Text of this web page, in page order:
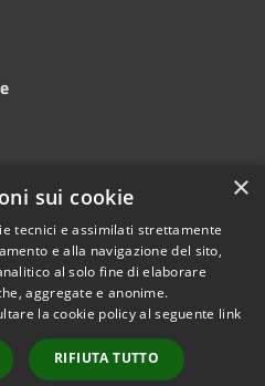
Copyright © 2026 • Comune di
Mottola • Powered by
Municipium•
Accesso
redazione
×
sui cookie
tecnici e assimilati strettamente
e alla navigazione del sito,
al solo fine di elaborare
aggregate e anonime.
la cookie policy al seguente link
RIFIUTA TUTTO